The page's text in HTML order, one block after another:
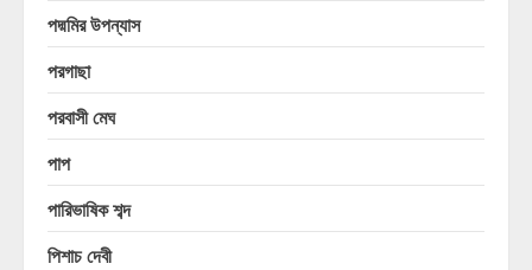
পদ্মমির উপন্যাস
পরগাছা
পরবাসী মেঘ
পাপ
পারিভাষিক শব্দ
পিশাচ দেবী